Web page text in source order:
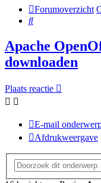
Forumoverzicht
Zoek
Apache
downloaden
Plaats reactie
E-mail
Afdrukweergave